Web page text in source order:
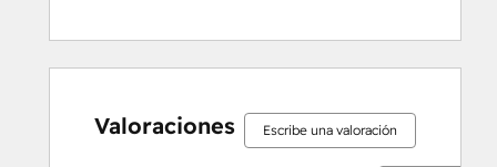
Valoraciones Escribe una valoración